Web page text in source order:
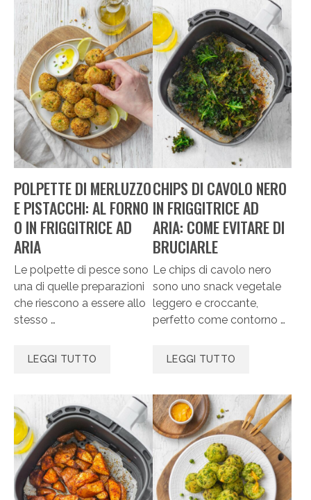
POLPETTE DI MERLUZZO
E PISTACCHI: AL FORNO
O IN FRIGGITRICE AD
ARIA
Le polpette di pesce sono
una di quelle preparazioni
che riescono a essere allo
stesso …
LEGGI TUTTO
CHIPS DI CAVOLO NERO
IN FRIGGITRICE AD
ARIA: COME EVITARE DI
BRUCIARLE
Le chips di cavolo nero
sono uno snack vegetale
leggero e croccante,
perfetto come contorno …
LEGGI TUTTO